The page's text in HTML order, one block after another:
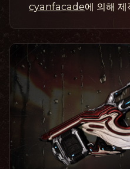
cyanfacade에 의해 제